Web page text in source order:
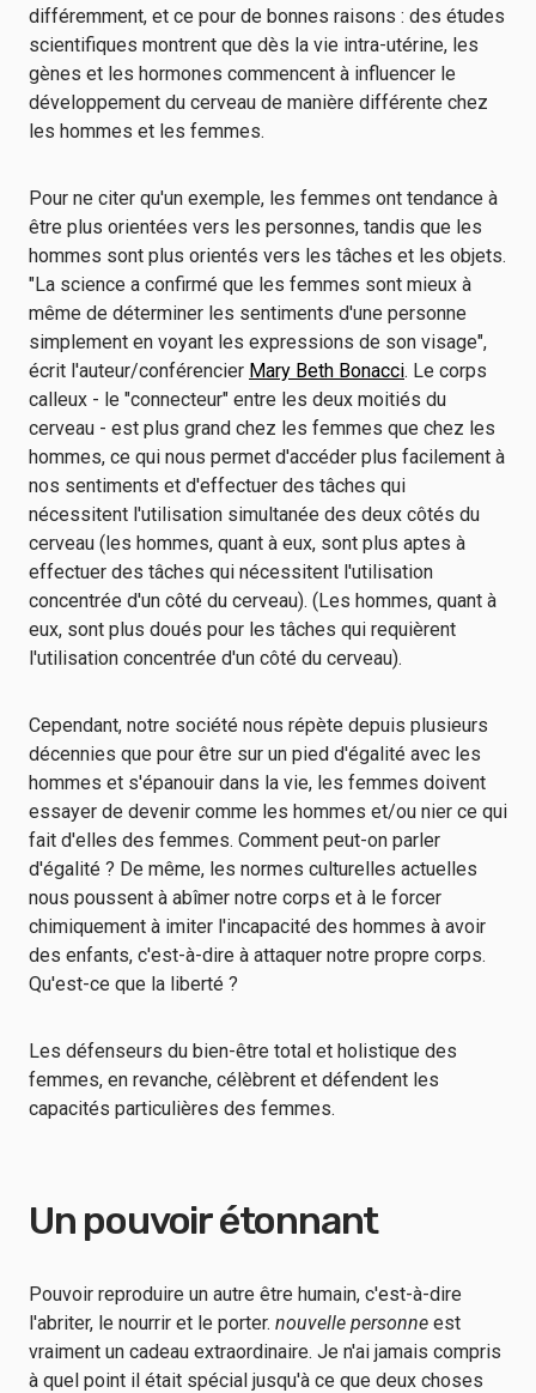
différemment, et ce pour de bonnes raisons : des études
scientifiques montrent que dès la vie intra-utérine, les
gènes et les hormones commencent à influencer le
développement du cerveau de manière différente chez
les hommes et les femmes.
Pour ne citer qu'un exemple, les femmes ont tendance à
être plus orientées vers les personnes, tandis que les
hommes sont plus orientés vers les tâches et les objets.
"La science a confirmé que les femmes sont mieux à
même de déterminer les sentiments d'une personne
simplement en voyant les expressions de son visage",
écrit l'auteur/conférencier Mary Beth Bonacci. Le corps
calleux - le "connecteur" entre les deux moitiés du
cerveau - est plus grand chez les femmes que chez les
hommes, ce qui nous permet d'accéder plus facilement à
nos sentiments et d'effectuer des tâches qui
nécessitent l'utilisation simultanée des deux côtés du
cerveau (les hommes, quant à eux, sont plus aptes à
effectuer des tâches qui nécessitent l'utilisation
concentrée d'un côté du cerveau). (Les hommes, quant à
eux, sont plus doués pour les tâches qui requièrent
l'utilisation concentrée d'un côté du cerveau).
Cependant, notre société nous répète depuis plusieurs
décennies que pour être sur un pied d'égalité avec les
hommes et s'épanouir dans la vie, les femmes doivent
essayer de devenir comme les hommes et/ou nier ce qui
fait d'elles des femmes. Comment peut-on parler
d'égalité ? De même, les normes culturelles actuelles
nous poussent à abîmer notre corps et à le forcer
chimiquement à imiter l'incapacité des hommes à avoir
des enfants, c'est-à-dire à attaquer notre propre corps.
Qu'est-ce que la liberté ?
Les défenseurs du bien-être total et holistique des
femmes, en revanche, célèbrent et défendent les
capacités particulières des femmes.
Un pouvoir étonnant
Pouvoir reproduire un autre être humain, c'est-à-dire
l'abriter, le nourrir et le porter. nouvelle personne est
vraiment un cadeau extraordinaire. Je n'ai jamais compris
à quel point il était spécial jusqu'à ce que deux choses